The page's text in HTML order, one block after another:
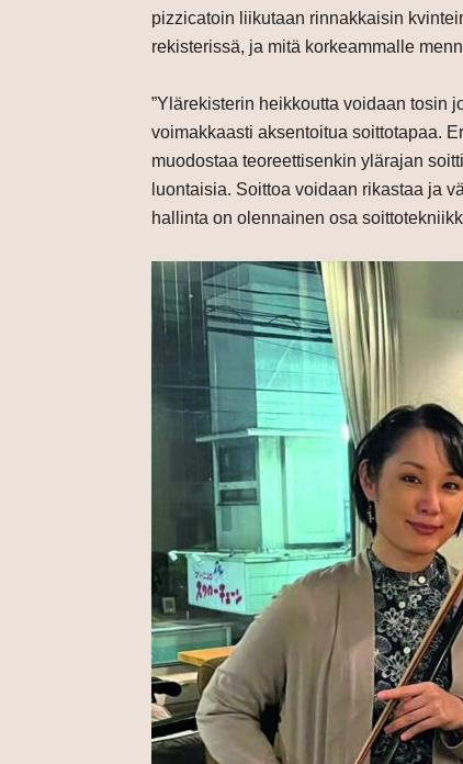
pizzicatoin liikutaan rinnakkaisin
rekisterissä, ja mitä korkeammalle
”Ylärekisterin heikkoutta voidaan tosin
voimakkaasti aksentoitua soittotapaa.
muodostaa teoreettisenkin ylärajan
luontaisia. Soittoa voidaan rikastaa ja
hallinta on olennainen osa